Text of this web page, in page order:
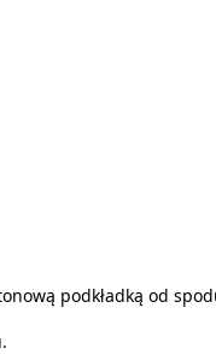
podkładką od